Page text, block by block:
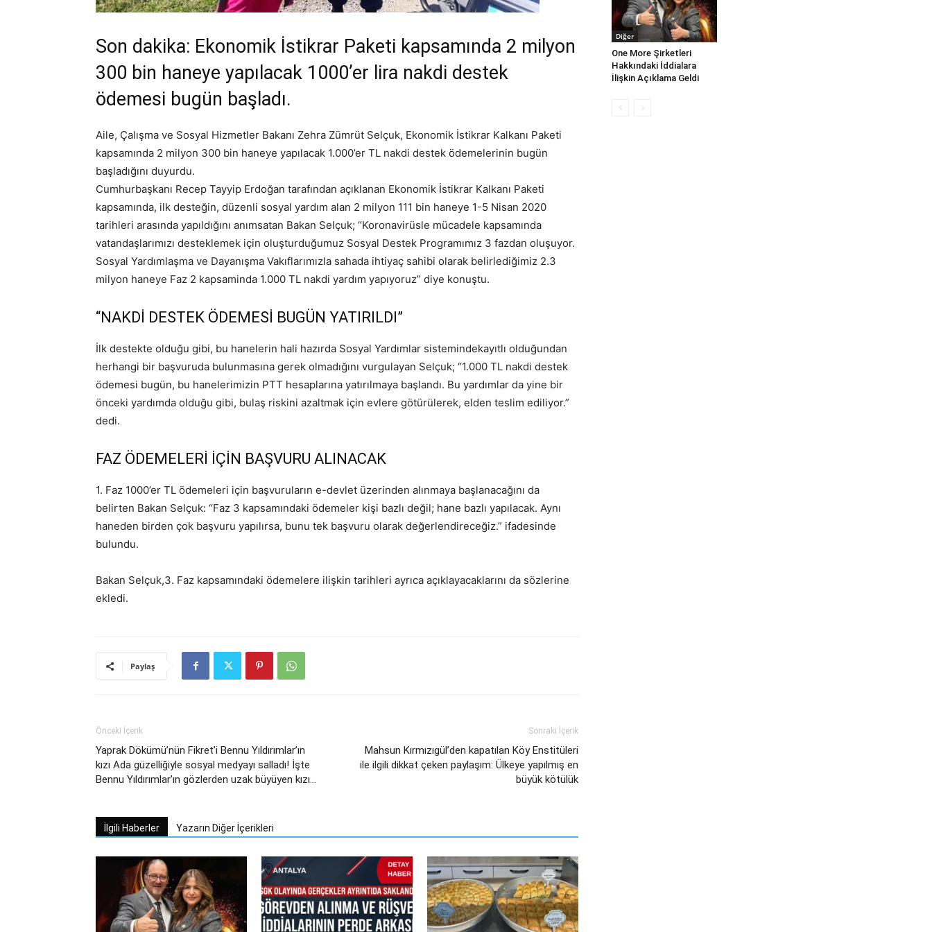
Son dakika: Ekonomik İstikrar Paketi kapsamında 2 milyon
300 bin haneye yapılacak 1000’er lira nakdi destek
ödemesi bugün başladı.
Aile, Çalışma ve Sosyal Hizmetler Bakanı Zehra Zümrüt Selçuk, Ekonomik İstikrar Kalkanı Paketi
kapsamında 2 milyon 300 bin haneye yapılacak 1.000’er TL nakdi destek ödemelerinin bugün
başladığını duyurdu.
Cumhurbaşkanı Recep Tayyip Erdoğan tarafından açıklanan Ekonomik İstikrar Kalkanı Paketi
kapsamında, ilk desteğin, düzenli sosyal yardım alan 2 milyon 111 bin haneye 1-5 Nisan 2020
tarihleri arasında yapıldığını anımsatan Bakan Selçuk; “Koronavirüsle mücadele kapsamında
vatandaşlarımızı desteklemek için oluşturduğumuz Sosyal Destek Programımız 3 fazdan oluşuyor.
Sosyal Yardımlaşma ve Dayanışma Vakıflarımızla sahada ihtiyaç sahibi olarak belirlediğimiz 2.3
milyon haneye Faz 2 kapsaminda 1.000 TL nakdi yardım yapıyoruz” diye konuştu.
“NAKDİ DESTEK ÖDEMESİ BUGÜN YATIRILDI”
İlk destekte olduğu gibi, bu hanelerin hali hazırda Sosyal Yardımlar sistemindekayıtlı olduğundan
herhangi bir başvuruda bulunmasına gerek olmadığını vurgulayan Selçuk; “1.000 TL nakdi destek
ödemesi bugün, bu hanelerimizin PTT hesaplarına yatırılmaya başlandı. Bu yardımlar da yine bir
önceki yardımda olduğu gibi, bulaş riskini azaltmak için evlere götürülerek, elden teslim ediliyor.”
dedi.
FAZ ÖDEMELERİ İÇİN BAŞVURU ALINACAK
1. Faz 1000’er TL ödemeleri için başvuruların e-devlet üzerinden alınmaya başlanacağını da
belirten Bakan Selçuk: “Faz 3 kapsamındaki ödemeler kişi bazlı değil; hane bazlı yapılacak. Aynı
haneden birden çok başvuru yapılırsa, bunu tek başvuru olarak değerlendireceğiz.” ifadesinde
bulundu.
Bakan Selçuk,3. Faz kapsamındaki ödemelere ilişkin tarihleri ayrıca açıklayacaklarını da sözlerine
ekledi.
Paylaş
Önceki İçerik
Yaprak Dökümü’nün Fikret’i Bennu Yıldırımlar’ın
kızı Ada güzelliğiyle sosyal medyayı salladı! İşte
Bennu Yıldırımlar’ın gözlerden uzak büyüyen kızı…
Sonraki İçerik
Mahsun Kırmızıgül’den kapatılan Köy Enstitüleri
ile ilgili dikkat çeken paylaşım: Ülkeye yapılmış en
büyük kötülük
İlgili Haberler Yazarın Diğer İçerikleri
Diğer
One More Şirketleri
Hakkındaki İddialara
İlişkin Açıklama Geldi